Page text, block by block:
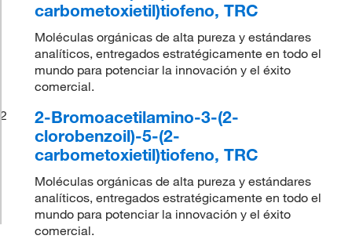
carbometoxietil)tiofeno, TRC
Moléculas orgánicas de alta pureza y estándares
analíticos, entregados estratégicamente en todo el
mundo para potenciar la innovación y el éxito
comercial.
2
2-Bromoacetilamino-3-(2-
clorobenzoil)-5-(2-
carbometoxietil)tiofeno, TRC
Moléculas orgánicas de alta pureza y estándares
analíticos, entregados estratégicamente en todo el
mundo para potenciar la innovación y el éxito
comercial.